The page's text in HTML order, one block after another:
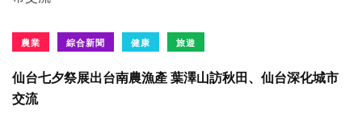
農業 綜合新聞 健康 旅遊
仙台七夕祭展出台南農漁產 葉澤山訪秋田、仙台深化城市
交流